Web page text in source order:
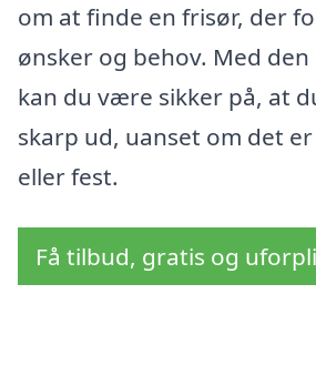
om at finde en frisør, der
ønsker og behov. Med
kan du være sikker på, at
skarp ud, uanset om det
eller fest.
Få tilbud, gratis og